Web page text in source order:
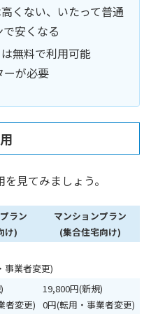
くない、いたって普通
安くなる
無料で利用可能
が必要
見てみましょう。
ラン
け)
マンションプラン
(集合住宅向け)
事業者変更)
者変更)
19,800円(新規)
0円(転用・事業者変更)